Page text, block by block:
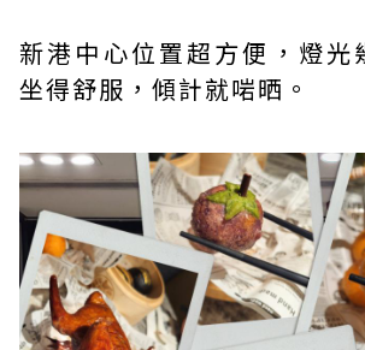
新港中心位置超方便，燈光
坐得舒服，傾計就啱晒。